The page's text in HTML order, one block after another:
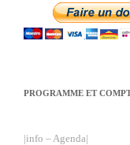
PROGRAMME ET
|info – Agenda|